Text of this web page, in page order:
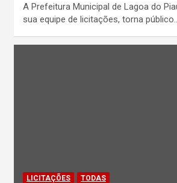
A Prefeitura Municipal de Lagoa do
sua equipe de licitações, torna
LICITAÇÕES TODAS